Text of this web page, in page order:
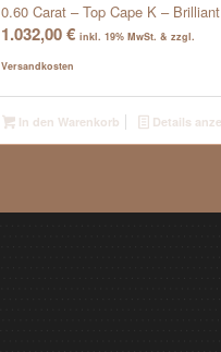
0.60 Carat – Top Cape K –
1.032,00€ inkl. 19% MwSt. & zzgl.
Versandkosten
In den Warenkorb Details